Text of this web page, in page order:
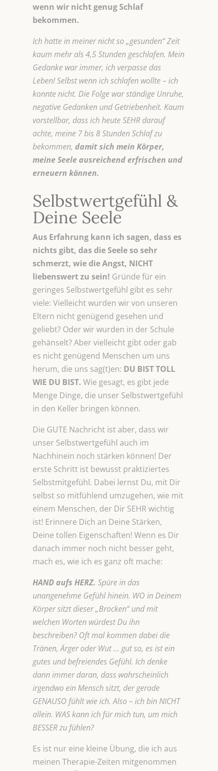
wenn wir nicht genug Schlaf
bekommen.
Ich hatte in meiner nicht so „gesunden“ Zeit
kaum mehr als 4,5 Stunden geschlafen. Mein
Gedanke war immer, ich verpasse das
Leben! Selbst wenn ich schlafen wollte – ich
konnte nicht. Die Folge war ständige Unruhe,
negative Gedanken und Getriebenheit. Kaum
vorstellbar, dass ich heute SEHR darauf
achte, meine 7 bis 8 Stunden Schlaf zu
bekommen, damit sich mein Körper,
meine Seele ausreichenderfrischen und
erneuern können.
Selbstwertgefühl &
Deine Seele
Aus Erfahrung kann ich sagen, dass es
nichts gibt, das die Seele so sehr
schmerzt, wie die Angst, NICHT
liebenswert zu sein! Gründe für ein
geringes Selbstwertgefühl gibt es sehr
viele: Vielleicht wurden wir von unseren
Eltern nicht genügend gesehen und
geliebt? Oder wir wurden in der Schule
gehänselt? Aber vielleicht gibt oder gab
es nicht genügend Menschen um uns
herum, die uns sag(t)en: DU BIST TOLL
WIE DU BIST. Wie gesagt, es gibt jede
Menge Dinge, die unser Selbstwertgefühl
in den Keller bringen können.
Die GUTE Nachricht ist aber, dass wir
unser Selbstwertgefühl auch im
Nachhinein noch stärken können! Der
erste Schritt ist bewusst praktiziertes
Selbstmitgefühl. Dabei lernst Du, mit Dir
selbst so mitfühlend umzugehen, wie mit
einem Menschen, der Dir SEHR wichtig
ist! Erinnere Dich an Deine Stärken,
Deine tollen Eigenschaften! Wenn es Dir
danach immer noch nicht besser geht,
mach es, wie ich es ganz oft mache:
HAND aufs HERZ. Spüre in das
unangenehme Gefühl hinein. WO in Deinem
Körper sitzt dieser „Brocken“ und mit
welchen Worten würdest Du ihn
beschreiben? Oft mal kommen dabei die
Tränen, Ärger oder Wut … gut so, es ist ein
gutes und befreiendes Gefühl. Ich denke
dann immer daran, dass wahrscheinlich
irgendwo ein Mensch sitzt, der gerade
GENAUSO fühlt wie ich. Also – ich bin NICHT
allein. WAS kann ich für mich tun, um mich
BESSER zu fühlen?
Es ist nur eine kleine Übung, die ich aus
meinen Therapie-Zeiten mitgenommen